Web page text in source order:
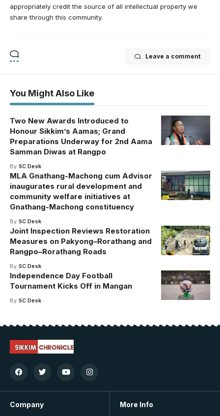
appropriately credit the source of all intellectual property we
share through this community.
Leave a comment
You Might Also Like
Two New Awards Introduced to
Honour Sikkim’s Aamas; Grand
Preparations Underway for 2nd Aama
Samman Diwas at Rangpo
By SC Desk
MLA Gnathang-Machong cum Advisor
inaugurates rural development and
community welfare initiatives at
Gnathang-Machong constituency
By SC Desk
Joint Inspection Reviews Restoration
Measures on Pakyong–Rorathang and
Rangpo–Rorathang Roads
By SC Desk
Independence Day Football
Tournament Kicks Off in Mangan
By SC Desk
Company More Info